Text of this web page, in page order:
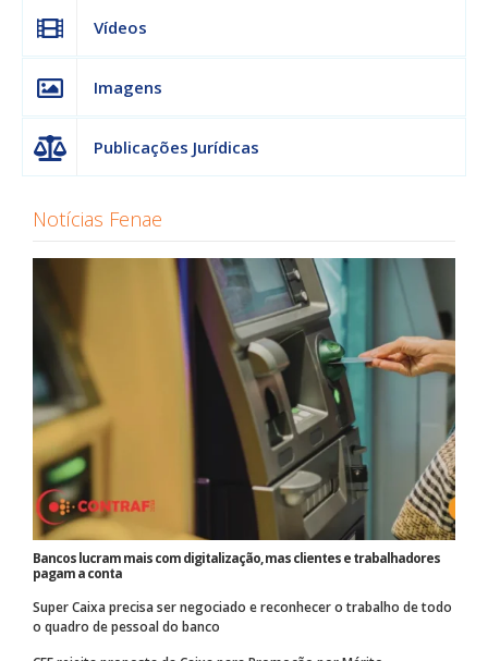
Vídeos
Imagens
Publicações Jurídicas
Notícias Fenae
Bancos lucram mais com digitalização, mas clientes e trabalhadores
pagam a conta
Super Caixa precisa ser negociado e reconhecer o trabalho de todo
o quadro de pessoal do banco